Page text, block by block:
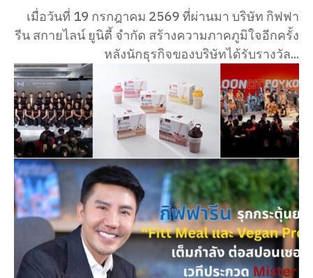
เมื่อวันที่ 19 กรกฎาคม 2569 ที่ผ่านมา บริษัท กิฟฟา
รีน สกายไลน์ ยูนิตี้ จำกัด สร้างความภาคภูมิใจอีกครั้ง
หลังนักธุรกิจของบริษัทได้รับรางวัล...